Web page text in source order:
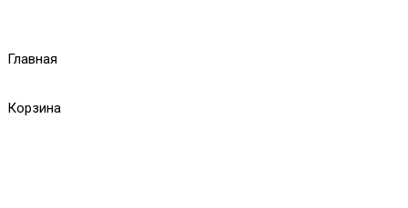
Главная
Корзина